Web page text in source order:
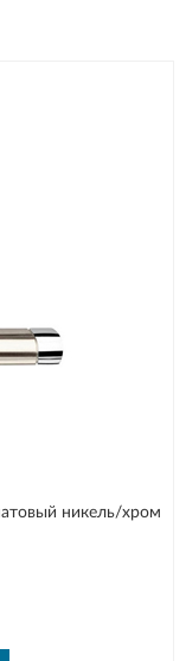
никель/хром